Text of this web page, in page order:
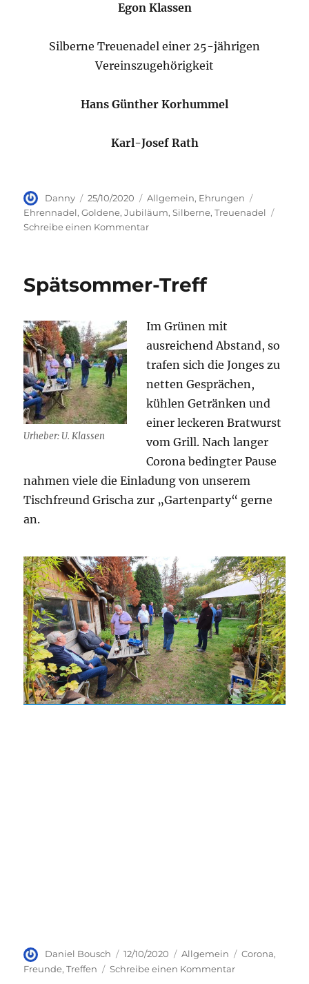
Egon Klassen
Silberne Treuenadel einer 25-jährigen
Vereinszugehörigkeit
Hans Günther Korhummel
Karl-Josef Rath
Autor
Danny
Veröffentlicht
am
25/10/2020 Kategorien
Allgemein, Ehrungen
Ehrennadel,Goldene,Jubiläum,Silberne,Treuenadel
Schreibe einen Kommentarzu
Jonges
Spätsommer-Treff
Urheber: U. Klassen
Im Grünen mit
ausreichend Abstand, so
trafen sich die Jonges zu
netten Gesprächen,
kühlen Getränken und
einer leckeren Bratwurst
vom Grill. Nach langer
Corona bedingter Pause
nahmen viele die Einladung von unserem
Tischfreund Grischa zur „Gartenparty“ gerne
an.
Autor
Daniel Bousch
Veröffentlicht
am
12/10/2020 Kategorien
Allgemein Schlagwörter
Corona,
Freunde,Treffen Schreibe einen Kommentarzu